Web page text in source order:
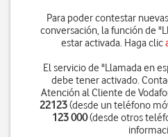
Para poder contestar
conversación, la función de
estar activada. Haga clic
El servicio de "Llamada en
debe tener activado.
Atención al Cliente de
22123(desde un teléfono
123 000(desde otros